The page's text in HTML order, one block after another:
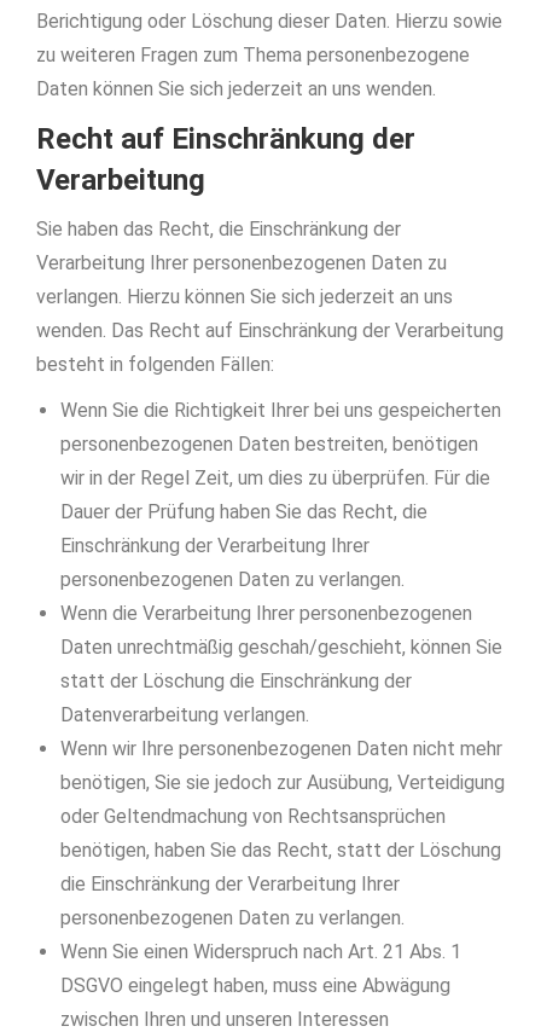
Berichtigung oder Löschung dieser Daten. Hierzu sowie
zu weiteren Fragen zum Thema personenbezogene
Daten können Sie sich jederzeit an uns wenden.
Recht auf Einschränkung der
Verarbeitung
Sie haben das Recht, die Einschränkung der
Verarbeitung Ihrer personenbezogenen Daten zu
verlangen. Hierzu können Sie sich jederzeit an uns
wenden. Das Recht auf Einschränkung der Verarbeitung
besteht in folgenden Fällen:
Wenn Sie die Richtigkeit Ihrer bei uns gespeicherten
personenbezogenen Daten bestreiten, benötigen
wir in der Regel Zeit, um dies zu überprüfen. Für die
Dauer der Prüfung haben Sie das Recht, die
Einschränkung der Verarbeitung Ihrer
personenbezogenen Daten zu verlangen.
Wenn die Verarbeitung Ihrer personenbezogenen
Daten unrechtmäßig geschah/geschieht, können Sie
statt der Löschung die Einschränkung der
Datenverarbeitung verlangen.
Wenn wir Ihre personenbezogenen Daten nicht mehr
benötigen, Sie sie jedoch zur Ausübung, Verteidigung
oder Geltendmachung von Rechtsansprüchen
benötigen, haben Sie das Recht, statt der Löschung
die Einschränkung der Verarbeitung Ihrer
personenbezogenen Daten zu verlangen.
Wenn Sie einen Widerspruch nach Art. 21 Abs. 1
DSGVO eingelegt haben, muss eine Abwägung
zwischen Ihren und unseren Interessen